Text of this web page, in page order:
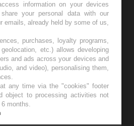
information on your devices
your personal data with our
emails, already held by some of us,
purchases, loyalty programs,
etc.) allows developing
and ads across your devices and
and video), personalising them,
any time via the "cookies" footer
object to processing activities not
months.